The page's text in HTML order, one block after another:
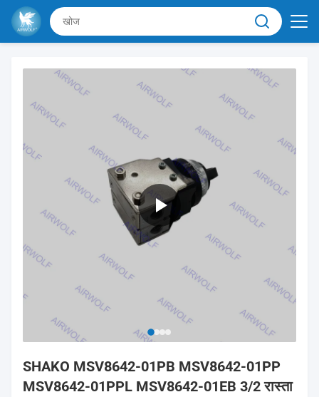
SHAKO MSV8642-01PB MSV8642-01PP
MSV8642-01PPL MSV8642-01EB 3/2 रास्ता